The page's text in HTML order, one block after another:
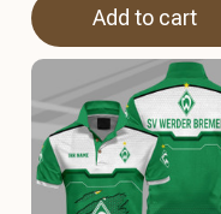
Add to cart